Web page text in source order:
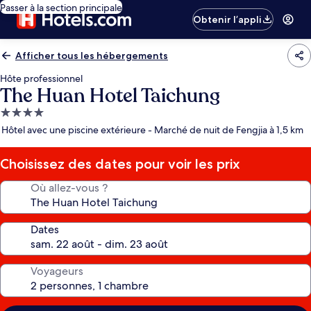
Passer à la section principale
Obtenir l’appli
Afficher tous les hébergements
Hôte professionnel
The Huan Hotel Taichung
Hébergement
4.0 étoiles
Hôtel avec une piscine extérieure - Marché de nuit de Fengjia à 1,5 km
Choisissez des dates pour voir les prix
Où allez-vous ?
Dates
Voyageurs